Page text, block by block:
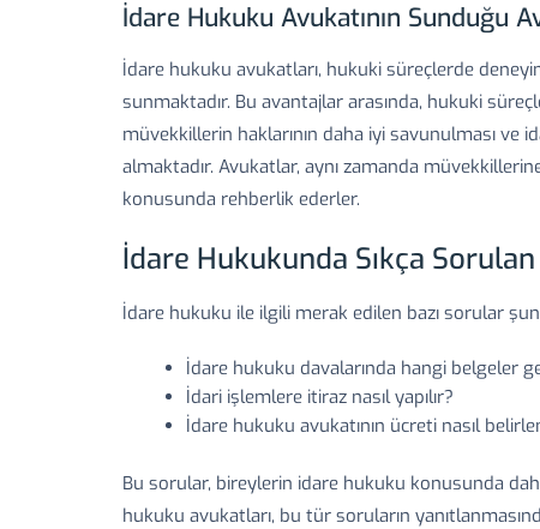
İdare Hukuku Avukatının Sunduğu
İdare hukuku avukatları, hukuki süreçlerde
sunmaktadır. Bu avantajlar arasında, hukuki
müvekkillerin haklarının daha iyi savunulması
almaktadır. Avukatlar, aynı zamanda
konusunda rehberlik ederler.
İdare Hukukunda Sıkça
İdare hukuku ile ilgili merak edilen bazı sorular
İdare hukuku davalarında hangi belgeler
İdari işlemlere itiraz nasıl yapılır?
İdare hukuku avukatının ücreti nasıl
Bu sorular, bireylerin idare hukuku konusunda
hukuku avukatları, bu tür soruların